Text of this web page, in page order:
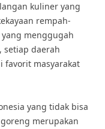
kuliner yang
rempah-
menggugah
setiap daerah
favorit masyarakat
yang tidak bisa
merupakan